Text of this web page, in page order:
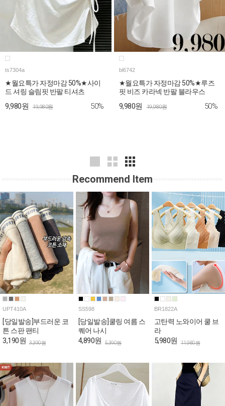
ts7304a
★월요특가 자정마감 50%★사이
드 셔링 슬림핏 반팔 티셔츠
9,980원 19,980원 50%
bl6742
★월요특가 자정마감 50%★루즈
핏 비즈 카라넥 반팔 블라우스
9,980원 19,980원 50%
Recommend Item
UPT410A
[당일발송]부드러운 코
튼 스판 팬티
3,190원 3,390원
SS598
[당일발송]쿨링 여름 스
퀘어 나시
4,890원 5,390원
BR1822A
고탄력 노와이어 쿨 브
라
5,980원 11,980원